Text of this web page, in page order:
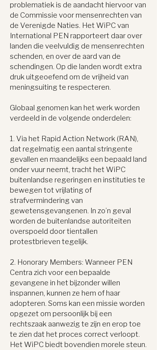
problematiek is de aandacht hiervoor van
de Commissie voor mensenrechten van
de Verenigde Naties. Het WiPC van
International PEN rapporteert daar over
landen die veelvuldig de mensenrechten
schenden, en over de aard van de
schendingen. Op die landen wordt extra
druk uitgeoefend om de vrijheid van
meningsuiting te respecteren.
Globaal genomen kan het werk worden
verdeeld in de volgende onderdelen:
1. Via het Rapid Action Network (RAN),
dat regelmatig een aantal stringente
gevallen en maandelijks een bepaald land
onder vuur neemt, tracht het WiPC
buitenlandse regeringen en instituties te
bewegen tot vrijlating of
strafvermindering van
gewetensgevangenen. In zo’n geval
worden de buitenlandse autoriteiten
overspoeld door tientallen
protestbrieven tegelijk.
2. Honorary Members: Wanneer PEN
Centra zich voor een bepaalde
gevangene in het bijzonder willen
inspannen, kunnen ze hem of haar
adopteren. Soms kan een missie worden
opgezet om persoonlijk bij een
rechtszaak aanwezig te zijn en erop toe
te zien dat het proces correct verloopt.
Het WiPC biedt bovendien morele steun.